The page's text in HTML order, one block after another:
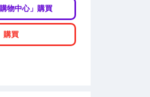
物中心」購買
購買